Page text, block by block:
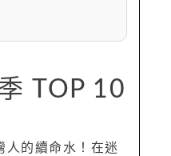
TOP 10
人的續命水！在迷